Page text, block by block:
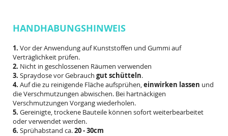
HANDHABUNGSHINWEIS
1. Vor der Anwendung auf Kunststoffen und Gummi auf
Verträglichkeit prüfen.
2. Nicht in geschlossenen Räumen verwenden
3. Spraydose vor Gebrauch gut schütteln.
4. Auf die zu reinigende Fläche aufsprühen,einwirken lassen und
die Verschmutzungen abwischen. Bei hartnäckigen
Verschmutzungen Vorgang wiederholen.
5. Gereinigte, trockene Bauteile können sofort weiterbearbeitet
oder verwendet werden.
6. Sprühabstand ca.20 - 30cm